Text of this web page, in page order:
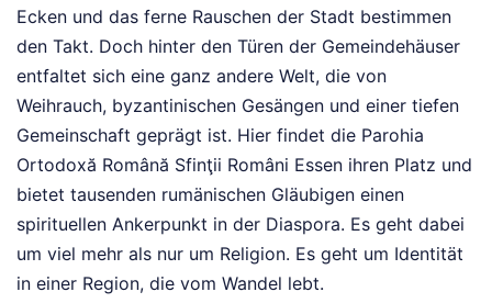
Ecken und das ferne Rauschen der Stadt bestimmen
den Takt. Doch hinter den Türen der Gemeindehäuser
entfaltet sich eine ganz andere Welt, die von
Weihrauch, byzantinischen Gesängen und einer tiefen
Gemeinschaft geprägt ist. Hier findet die Parohia
Ortodoxă Română Sfinţii Români Essen ihren Platz und
bietet tausenden rumänischen Gläubigen einen
spirituellen Ankerpunkt in der Diaspora. Es geht dabei
um viel mehr als nur um Religion. Es geht um Identität
in einer Region, die vom Wandel lebt.